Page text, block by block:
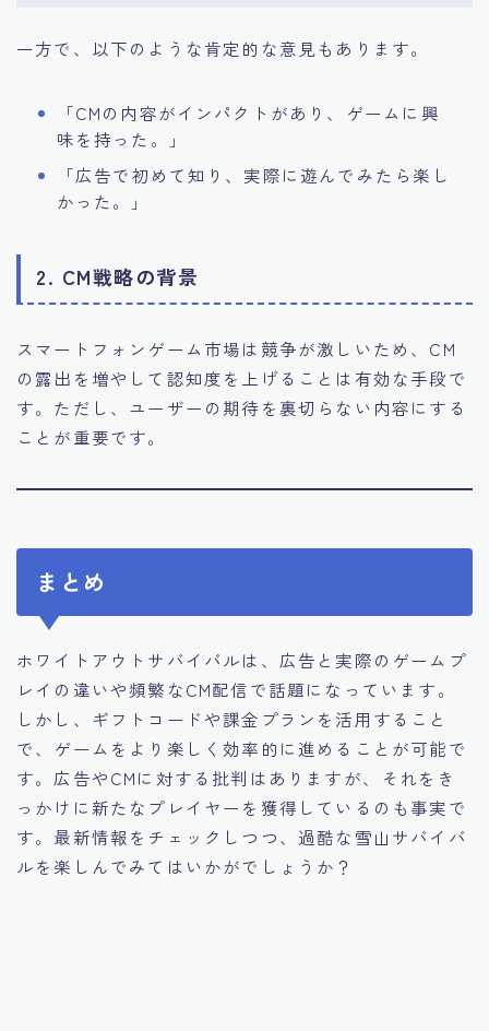
一方で、以下のような肯定的な意見もあります。
「CMの内容がインパクトがあり、ゲームに興
味を持った。」
「広告で初めて知り、実際に遊んでみたら楽し
かった。」
2. CM戦略の背景
スマートフォンゲーム市場は競争が激しいため、CM
の露出を増やして認知度を上げることは有効な手段で
す。ただし、ユーザーの期待を裏切らない内容にする
ことが重要です。
まとめ
ホワイトアウトサバイバルは、広告と実際のゲームプ
レイの違いや頻繁なCM配信で話題になっています。
しかし、ギフトコードや課金プランを活用すること
で、ゲームをより楽しく効率的に進めることが可能で
す。広告やCMに対する批判はありますが、それをき
っかけに新たなプレイヤーを獲得しているのも事実で
す。最新情報をチェックしつつ、過酷な雪山サバイバ
ルを楽しんでみてはいかがでしょうか？